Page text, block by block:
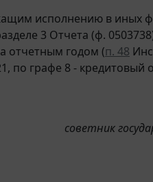
исполнению в иных
3 Отчета (ф.
отчетным годом (п. 48
по графе 8 - кредитовый
советник